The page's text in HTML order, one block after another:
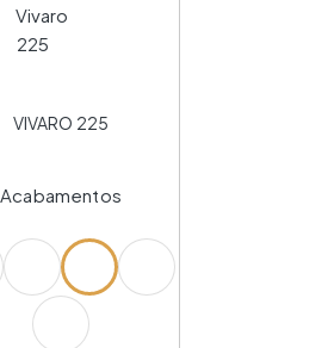
VIVARO 225
Acabamentos